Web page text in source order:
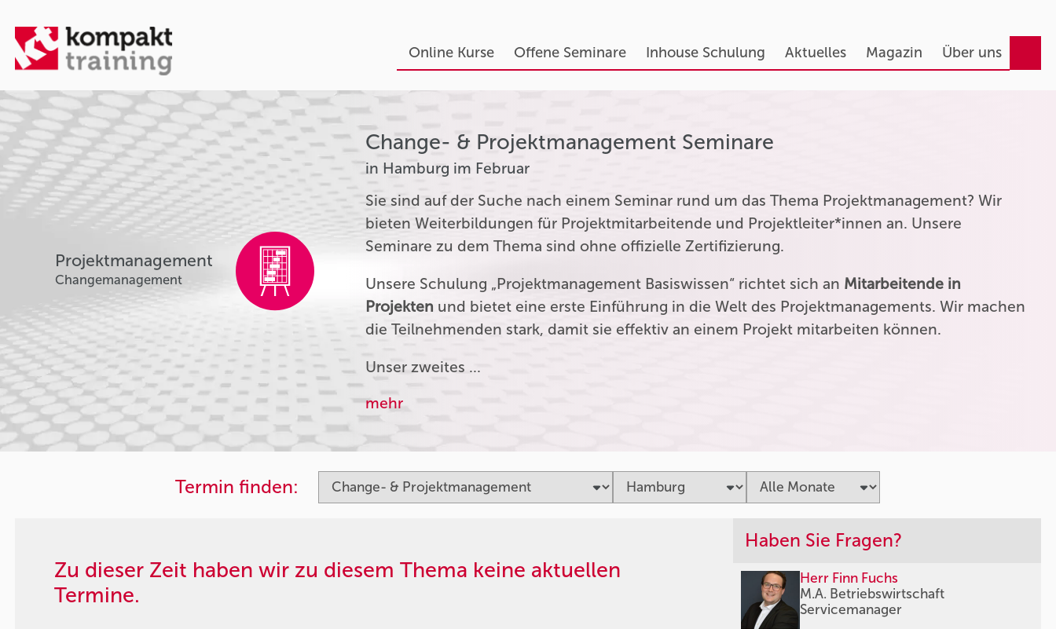
Online Kurse Offene Seminare Inhouse Schulung Aktuelles Magazin Über uns
Projektmanagement
Changemanagement
Change- & Projektmanagement Seminare
in Hamburg im Februar
Sie sind auf der Suche nach einem Seminar rund um das Thema Projektmanagement? Wir
bieten Weiterbildungen für Projektmitarbeitende und Projektleiter*innen an. Unsere
Seminare zu dem Thema sind ohne offizielle Zertifizierung.
Unsere Schulung „Projektmanagement Basiswissen“ richtet sich an Mitarbeitende in
Projekten und bietet eine erste Einführung in die Welt des Projektmanagements. Wir machen
die Teilnehmenden stark, damit sie effektiv an einem Projekt mitarbeiten können.
Unser zweites …
mehr
Termin finden:
Zu dieser Zeit haben wir zu diesem Thema keine aktuellen
Termine.
Haben Sie Fragen?
Herr Finn Fuchs
M.A. Betriebswirtschaft
Servicemanager